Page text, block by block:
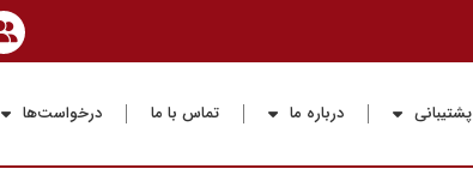
پشتیبانی درباره ما تماس با ما درخواست‌ها